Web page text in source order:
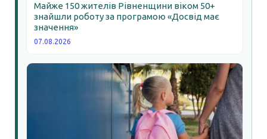
Майже 150 жителів Рівненщини віком 50+
знайшли роботу за програмою «Досвід має
значення»
07.08.2026